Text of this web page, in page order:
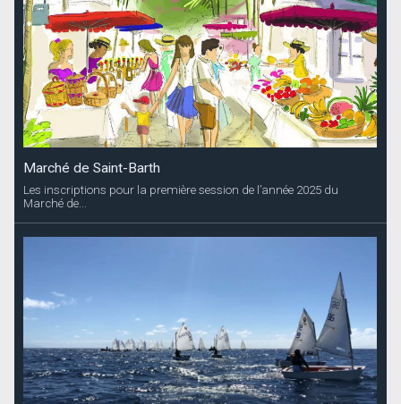
Marché de Saint-Barth
Les inscriptions pour la première session de l’année 2025 du
Marché de...